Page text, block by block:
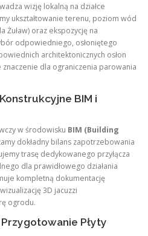
wizję lokalną na działce
ukształtowanie terenu, poziom wód
Żuław) oraz ekspozycję na
odpowiedniego, osłoniętego
architektonicznych osłon
dla ograniczenia parowania
BIM i
w środowisku BIM (Building
dokładny bilans zapotrzebowania
trasę dedykowanego przyłącza
dla prawidłowego działania
kompletną dokumentację
3D jacuzzi
ogrodu.
Płyty